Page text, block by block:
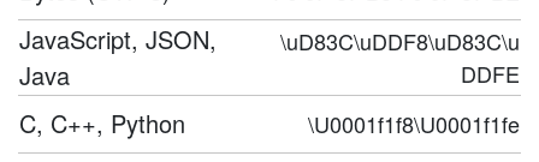
JavaScript, JSON,
Java
\uD83C\uDDF8\uD83C\u
DDFE
C, C++, Python \U0001f1f8\U0001f1fe